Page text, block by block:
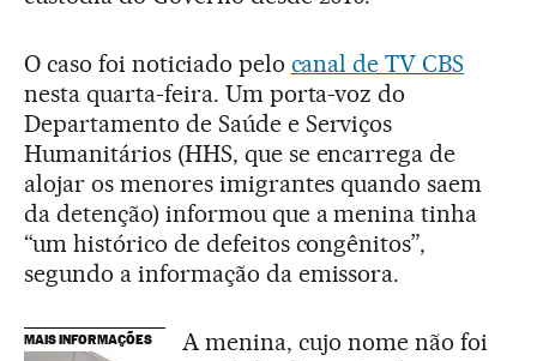
O caso foi noticiado pelo canal de TV CBS
nesta quarta-feira. Um porta-voz do
Departamento de Saúde e Serviços
Humanitários (HHS, que se encarrega de
alojar os menores imigrantes quando saem
da detenção) informou que a menina tinha
“um histórico de defeitos congênitos”,
segundo a informação da emissora.
MAIS INFORMAÇÕES
A menina, cujo nome não foi